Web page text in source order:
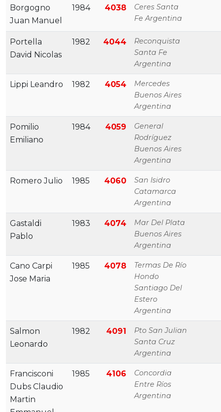
Borgogno
Juan Manuel
1984 4038
Ceres Santa
Fe Argentina
Portella
David Nicolas
1982 4044
Reconquista
Santa Fe
Argentina
Lippi Leandro 1982 4054
Mercedes
Buenos Aires
Argentina
Pomilio
Emiliano
1984 4059
General
Rodríguez
Buenos Aires
Argentina
Romero Julio 1985 4060
San Isidro
Catamarca
Argentina
Gastaldi
Pablo
1983 4074
Mar Del Plata
Buenos Aires
Argentina
Cano Carpi
Jose Maria
1985 4078
Termas De Río
Hondo
Santiago Del
Estero
Argentina
Salmon
Leonardo
1982 4091
Pto San Julian
Santa Cruz
Argentina
Francisconi
Dubs Claudio
Martin
1985 4106
Concordia
Entre Ríos
Argentina